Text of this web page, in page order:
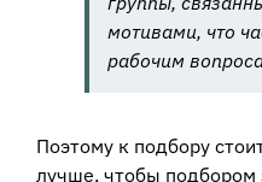
мотивами, что
рабочим
Поэтому к подбору
лучше, чтобы подбором